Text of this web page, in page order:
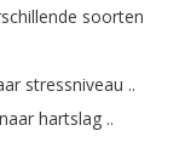
soorten
stressniveau ..
naar hartslag ..